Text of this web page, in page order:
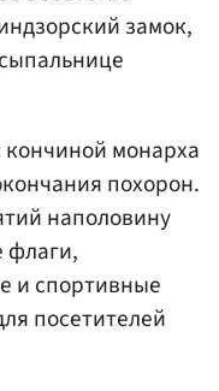
замок,
монарха
похорон.
наполовину
флаги,
и спортивные
посетителей